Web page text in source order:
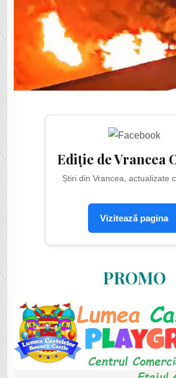
Ediție de Vrancea
Știri din Vrancea, actualizate
Vizitează pagina
PROMO